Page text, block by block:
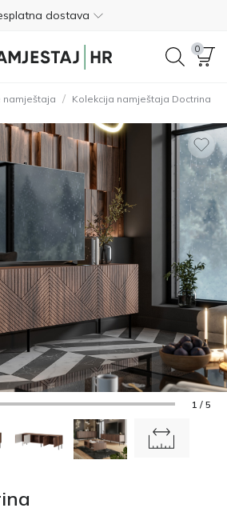
dostava
plaćanje unaprijed
01 8000 383
4.8
dostava
plaćanje unaprijed
povrat unutar 365 dana
01 8000 383
4.8
0
namještaja / Kolekcija namještaja Doctrina
1 / 5